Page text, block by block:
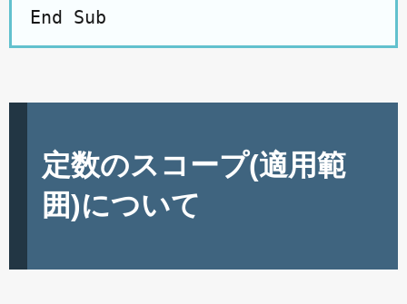
定数のスコープ(適用範
囲)について